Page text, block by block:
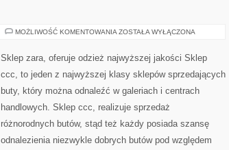
MOŻLIWOŚĆ KOMENTOWANIA SKLEP
ODZIEŻ
NAJWYŻSZEJ
ZOSTAŁA WYŁĄCZONA
Sklep zara, oferuje odzież najwyższej jakości Sklep
ccc, to jeden z najwyższej klasy sklepów sprzedających
buty, który można odnaleźć w galeriach i centrach
handlowych. Sklep ccc, realizuje sprzedaż
różnorodnych butów, stąd też każdy posiada szansę
odnalezienia niezwykle dobrych butów pod względem